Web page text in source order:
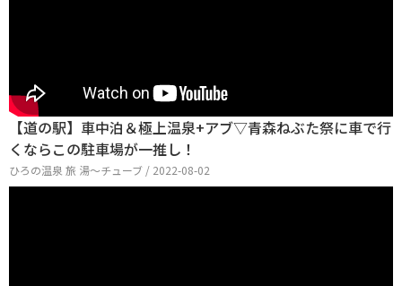
【道の駅】車中泊＆極上温泉+アブ▽青森ねぶた祭に車で行
くならこの駐車場が一推し！
ひろの温泉 旅 湯～チューブ / 2022-08-02